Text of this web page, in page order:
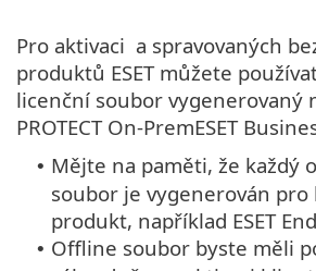
Pro aktivaci a spravovaných
produktů ESET můžete
licenční soubor vygenerovaný
PROTECT On-PremESET
• Mějte na paměti, že každý
soubor je vygenerován
produkt, například ESET
• Offline soubor byste měli